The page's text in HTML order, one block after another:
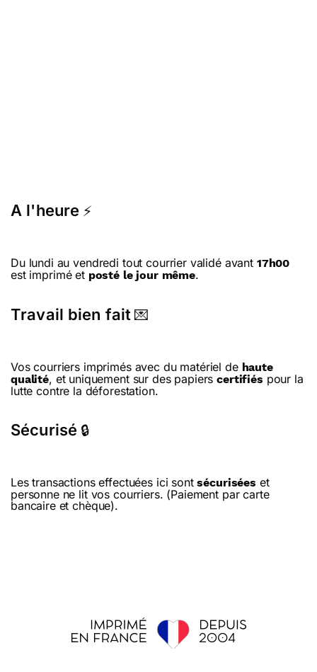
A l'heure ⚡
Du lundi au vendredi tout courrier validé avant 17h00
est imprimé et posté le jour même.
Travail bien fait 💌
Vos courriers imprimés avec du matériel de haute
qualité, et uniquement sur des papierscertifiés pour la
lutte contre la déforestation.
Sécurisé 🔒
Les transactions effectuées ici sontsécurisées et
personne ne lit vos courriers. (Paiement par carte
bancaire et chèque).